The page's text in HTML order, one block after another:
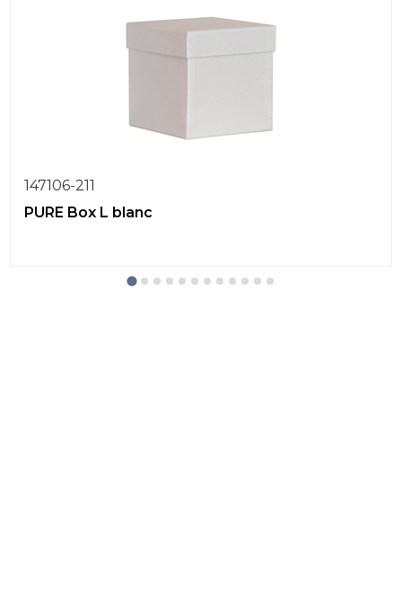
147106-211
PURE Box L blanc